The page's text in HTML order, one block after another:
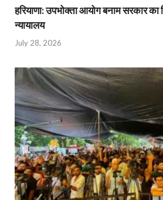
हरियाणा: उपभोक्ता आयोग बनाम सरकार का
न्यायालय
July 28, 2026